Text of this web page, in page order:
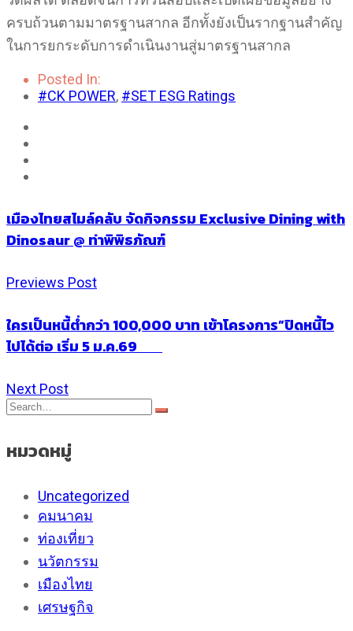
ครบถ้วนตามมาตรฐานสากล อีกทั้งยังเป็นรากฐานสำคัญ
ในการยกระดับการดำเนินงานสู่มาตรฐานสากล
Posted In:
#CK POWER, #SET ESG Ratings
เมืองไทยสไมล์คลับ จัดกิจกรรม Exclusive Dining with
Dinosaur @ ท่าพิพิธภัณฑ์
Previews Post
ใครเป็นหนี้ต่ำกว่า 100,000 บาท เข้าโครงการ”ปิดหนี้ไว
ไปได้ต่อ เริ่ม 5 ม.ค.69
Next Post
หมวดหมู่
Uncategorized
คมนาคม
ท่องเที่ยว
นวัตกรรม
เมืองไทย
เศรษฐกิจ